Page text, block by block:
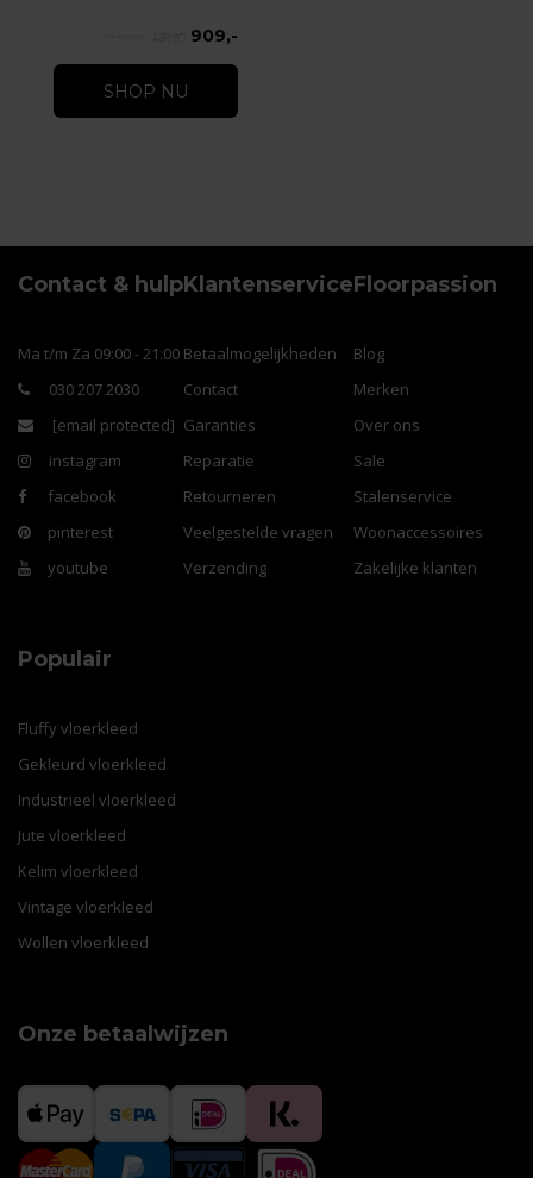
909,-
SHOP NU
Contact & hulp
Ma t/m Za 09:00 - 21:00
030 207 2030
[email protected]
instagram
facebook
pinterest
youtube
Klantenservice
Betaalmogelijkheden
Contact
Garanties
Reparatie
Retourneren
Veelgestelde vragen
Verzending
Floorpassion
Blog
Merken
Over ons
Sale
Stalenservice
Woonaccessoires
Zakelijke klanten
Populair
Fluffy vloerkleed
Gekleurd vloerkleed
Industrieel vloerkleed
Jute vloerkleed
Kelim vloerkleed
Vintage vloerkleed
Wollen vloerkleed
Onze betaalwijzen